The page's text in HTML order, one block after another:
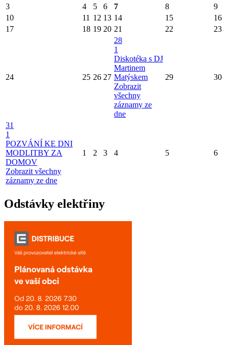
3 4 5 6 7 8
9
10
11 12 13 14 15
16
17
18 19 20 21 22 23
24 25 26 27
28
1
Diskotéka s DJ
Martinem
Matýskem
Zobrazit
všechny
záznamy ze
dne
29 30
31
1
POZVÁNÍ KE DNI
MODLITBY ZA
DOMOV
Zobrazit všechny
záznamy ze dne
1 2 3 4 5 6
Odstávky elektřiny